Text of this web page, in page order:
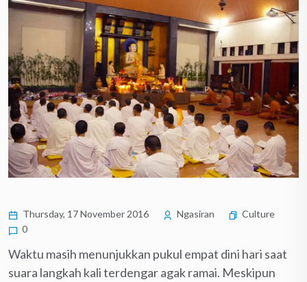
Thursday, 17 November 2016 Ngasiran
Culture
0
Waktu masih menunjukkan pukul empat dini hari saat
suara langkah kali terdengar agak ramai. Meskipun